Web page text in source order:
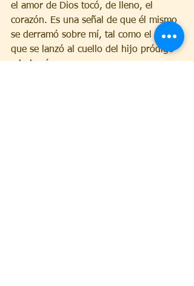
el amor de Dios tocó, de lleno, el
corazón. Es una señal de que él mismo
se derramó sobre mí, tal como el padre
que se lanzó al cuello del hijo pródigo
y lo besó.